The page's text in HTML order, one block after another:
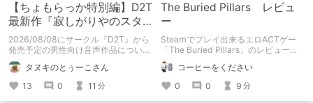
【ちょもらっか特別編】D2T
最新作『寂しがりやのスタ
ーダストと触れあって』制
作陣にインタビュー！🎤
2026/08/08にサークル『D2T』から
発売予定の男性向け音声作品について
逆神ラニさんと不束こけしさんにお話
聞いちゃいました！夏コミに関する告
知もあります！
タヌキのとぅーこさん
13
0 11 分
The Buried Pillars レビュ
ー
Steamでプレイ出来るエロACTゲー
「The Buried Pillars」のレビューで
す。
コーヒーをください
0
0 9 分